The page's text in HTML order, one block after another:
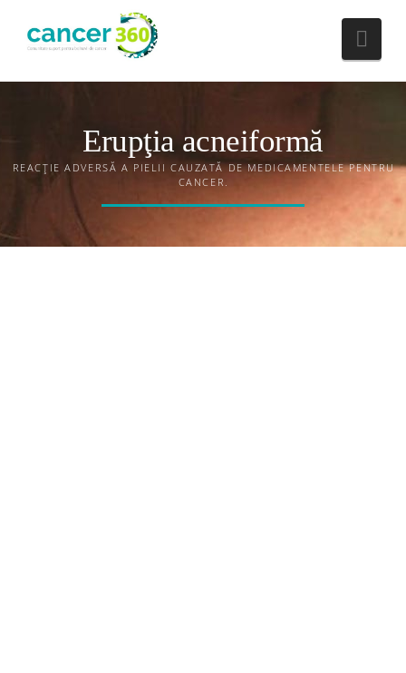
Erupţia acneiformă
REACȚIE ADVERSĂ A PIELII CAUZATĂ DE MEDICAMENTELE PENTRU
CANCER.